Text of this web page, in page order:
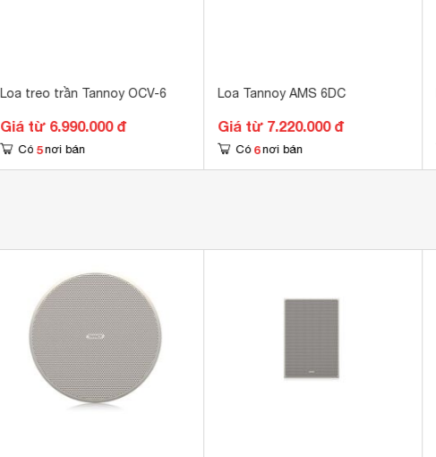
Loa treo trần Tannoy OCV-6
Giá từ 6.990.000 đ
Có 5 nơi bán
Loa Tannoy AMS 6DC
Giá từ 7.220.000 đ
Có 6 nơi bán